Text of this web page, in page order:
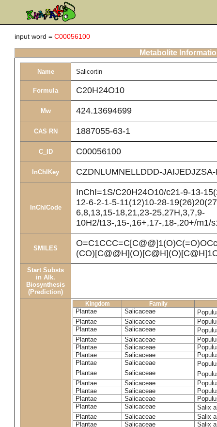
input word = C00056100
Metabolite
Name Salicortin
Formula C20H24O10
Mw 424.13694699
CAS RN 1887055-63-1
C_ID C00056100
InChIKey CZDNLUMNELLDDD-
InChICode
InChI=1S/C20H24O10/c21-9-13-
12-6-2-1-5-11(12)10-28-
6,8,13,15-18,21,23-25,27H,3,7,9-
10H2/t13-,15-,16+,17-,18-,20+/m1/
SMILES
Start Substs
in Alk.
Biosynthesis
(Prediction)
Kingdom Family
Plantae Salicaceae
Plantae
Salicaceae
Plantae
Salicaceae
Plantae
Salicaceae
Plantae
Salicaceae
Plantae
Salicaceae
Plantae
Salicaceae
Plantae
Salicaceae
Plantae
Salicaceae
Plantae
Salicaceae
Plantae
Salicaceae
Plantae
Salicaceae
Salix
Plantae
Salicaceae
Salix
Plantae
Salicaceae
Salix